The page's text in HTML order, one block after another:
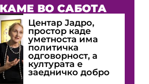
ВО САБОТА
Центар Јадро,
простор каде
уметноста има
политичка
одговорност, а
културата е
заедничко добро